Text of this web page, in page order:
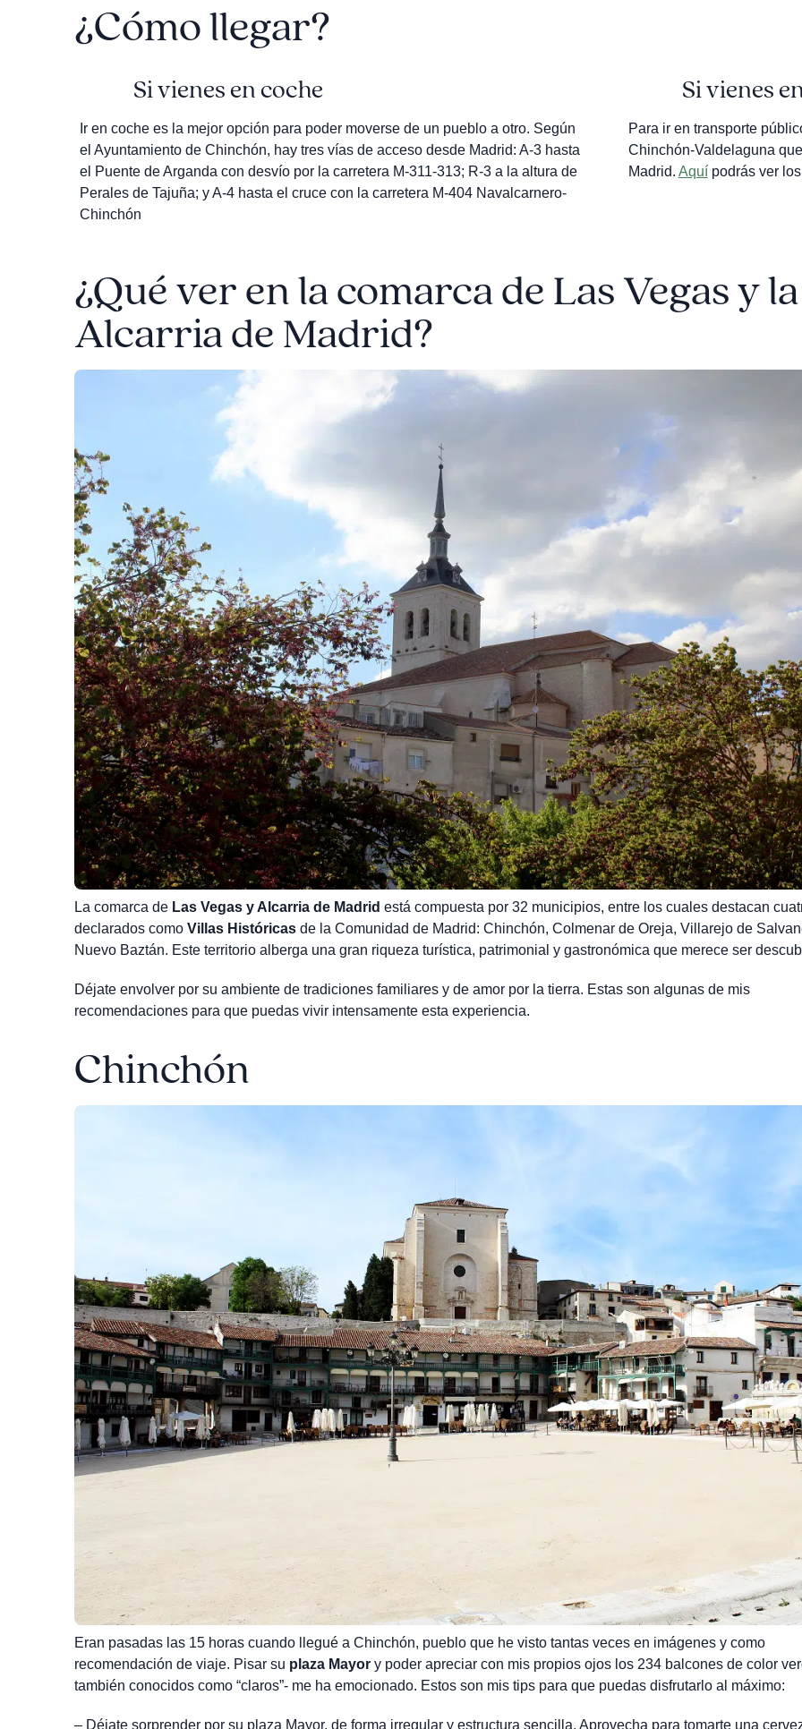
¿Cómo llegar?
Si vienes en coche
Ir en coche es la mejor opción para poder moverse de un pueblo a otro. Según
el Ayuntamiento de Chinchón, hay tres vías de acceso desde Madrid: A-3 hasta
el Puente de Arganda con desvío por la carretera M-311-313; R-3 a la altura de
Perales de Tajuña; y A-4 hasta el cruce con la carretera M-404 Navalcarnero-
Chinchón
Si vienes
Para ir en transporte
Chinchón-Valdelaguna
Madrid. Aquípodrás ver
¿Qué ver en la comarca de Las Vegas y la
Alcarria de Madrid?
La comarca de Las Vegas y Alcarria de Madrid está compuesta por 32 municipios, entre los cuales destacan
declarados como Villas Históricasde la Comunidad de Madrid: Chinchón, Colmenar de Oreja, Villarejo de
Nuevo Baztán. Este territorio alberga una gran riqueza turística, patrimonial y gastronómica que merece ser
Déjate envolver por su ambiente de tradiciones familiares y de amor por la tierra. Estas son algunas de mis
recomendaciones para que puedas vivir intensamente esta experiencia.
Chinchón
Eran pasadas las 15 horas cuando llegué a Chinchón, pueblo que he visto tantas veces en imágenes y como
recomendación de viaje. Pisar su plaza Mayory poder apreciar con mis propios ojos los 234 balcones de color
también conocidos como “claros”- me ha emocionado. Estos son mis tips para que puedas disfrutarlo al máximo:
– Déjate sorprender por su plaza Mayor, de forma irregular y estructura sencilla. Aprovecha para tomarte una